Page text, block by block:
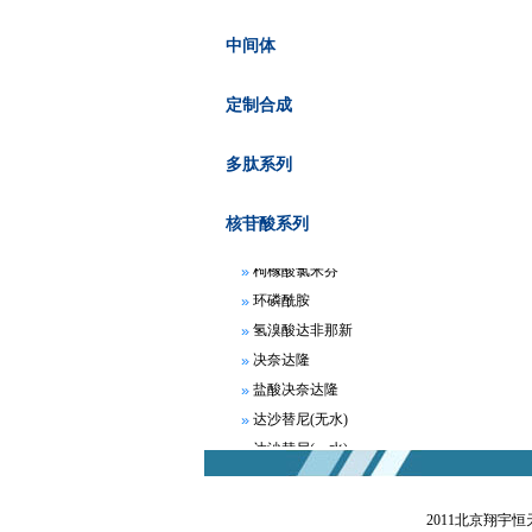
中间体
定制合成
多肽系列
核苷酸系列
阿瑞匹坦
富马酸比索洛尔
枸橼酸氯米芬
环磷酰胺
氢溴酸达非那新
决奈达隆
盐酸决奈达隆
达沙替尼(无水)
达沙替尼(一水)
地拉罗司
2011北京翔宇